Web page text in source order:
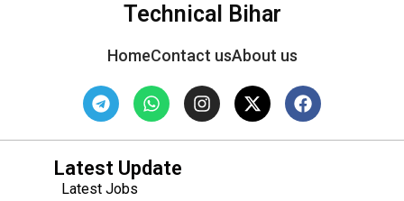
Technical Bihar
HomeContact usAbout us
Latest Update
Latest Jobs